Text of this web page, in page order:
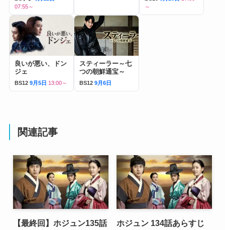
07:55～
～
良いが悪い、ドン
ジェ
BS12 9月5日 13:00～
スティーラー～七
つの朝鮮通宝～
BS12 9月6日
関連記事
【最終回】ホジュン135話
ホジュン 134話あらすじ